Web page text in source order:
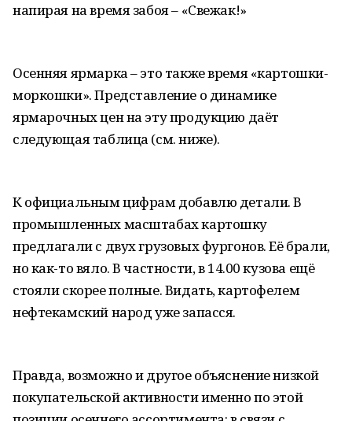
напирая на время забоя – «Свежак!»
Осенняя ярмарка – это также время «картошки-
моркошки». Представление о динамике
ярмарочных цен на эту продукцию даёт
следующая таблица (см. ниже).
К официальным цифрам добавлю детали. В
промышленных масштабах картошку
предлагали с двух грузовых фургонов. Её брали,
но как-то вяло. В частности, в 14.00 кузова ещё
стояли скорее полные. Видать, картофелем
нефтекамский народ уже запасся.
Правда, возможно и другое объяснение низкой
покупательской активности именно по этой